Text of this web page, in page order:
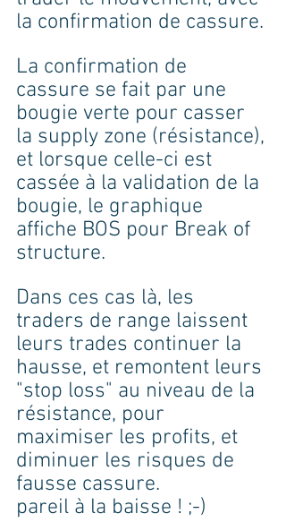
la confirmation de cassure.
La confirmation de
cassure se fait par une
bougie verte pour casser
la supply zone (résistance),
et lorsque celle-ci est
cassée à la validation de la
bougie, le graphique
affiche BOS pour Break of
structure.
Dans ces cas là, les
traders de range laissent
leurs trades continuer la
hausse, et remontent leurs
"stop loss" au niveau de la
résistance, pour
maximiser les profits, et
diminuer les risques de
fausse cassure.
pareil à la baisse ! ;-)